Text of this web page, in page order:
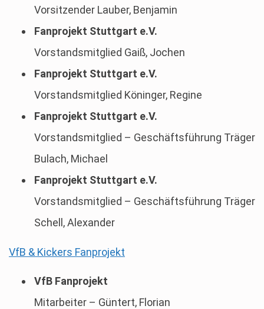
Vorsitzender Lauber, Benjamin
Fanprojekt Stuttgart e.V.
Vorstandsmitglied Gaiß, Jochen
Fanprojekt Stuttgart e.V.
Vorstandsmitglied Köninger, Regine
Fanprojekt Stuttgart e.V.
Vorstandsmitglied – Geschäftsführung Träger
Bulach, Michael
Fanprojekt Stuttgart e.V.
Vorstandsmitglied – Geschäftsführung Träger
Schell, Alexander
VfB & Kickers Fanprojekt
VfB Fanprojekt
Mitarbeiter – Güntert, Florian